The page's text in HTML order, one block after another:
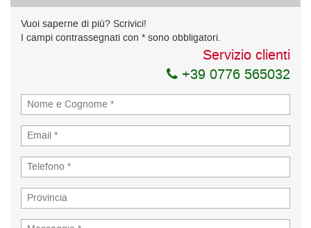
Vuoi saperne di più? Scrivici!
I campi contrassegnati con * sono obbligatori.
Servizio clienti
+39 0776 565032